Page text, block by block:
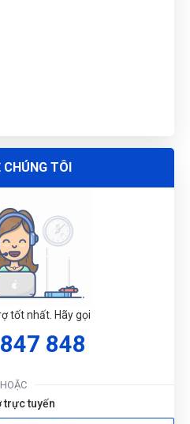
CHÚNG TÔI
tốt nhất. Hãy gọi
848
HOẶC
trực tuyến